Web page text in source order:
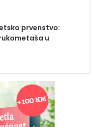
prvenstvo:
u